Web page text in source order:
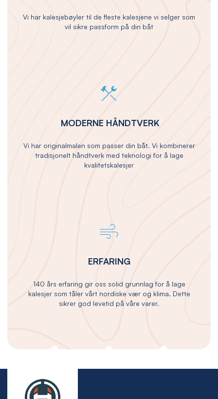
Vi har kalesjebøyler til de fleste kalesjene vi selger som
vil sikre passform på din båt
MODERNE HÅNDTVERK
Vi har originalmalen som passer din båt. Vi kombinerer
tradisjonelt håndtverk med teknologi for å lage
kvalitetskalesjer
ERFARING
140 års erfaring gir oss solid grunnlag for å lage
kalesjer som tåler vårt nordiske vær og klima. Dette
sikrer god levetid på våre varer.